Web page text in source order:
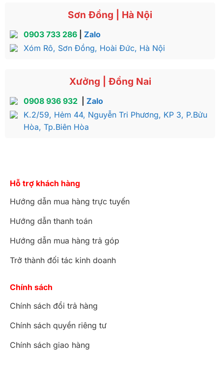
Sơn Đồng | Hà Nội
0903 733 286| Zalo
Xóm Rô, Sơn Đồng, Hoài Đức, Hà Nội
Xưởng | Đồng Nai
0908 936 932
Zalo
K.2/59, Hẻm 44, Nguyễn Tri Phương, KP 3, P.Bửu
Hòa, Tp.Biên Hòa
Hỗ trợ khách hàng
Hướng dẫn mua hàng trực tuyến
Hướng dẫn thanh toán
Hướng dẫn mua hàng trả góp
Trở thành đối tác kinh doanh
Chính sách
Chính sách đổi trả hàng
Chính sách quyền riêng tư
Chính sách giao hàng